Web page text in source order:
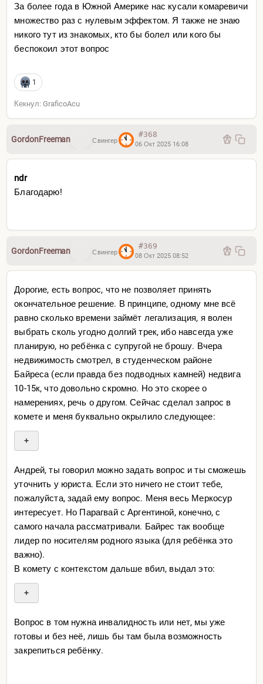
За более года в Южной Америке нас кусали комаревичи
множество раз с нулевым эффектом. Я также не знаю
никого тут из знакомых, кто бы болел или кого бы
беспокоил этот вопрос
1
Кекнул: GraficoAcu
GordonFreeman Свингер
#368
06 Окт 2025 16:08
ndr
Благодарю!
GordonFreeman Свингер
#369
08 Окт 2025 08:52
Дорогие, есть вопрос, что не позволяет принять
окончательное решение. В принципе, одному мне всё
равно сколько времени займёт легализация, я волен
выбрать сколь угодно долгий трек, ибо навсегда уже
планирую, но ребёнка с супругой не брошу. Вчера
недвижимость смотрел, в студенческом районе
Байреса (если правда без подводных камней) недвига
10-15к, что довольно скромно. Но это скорее о
намерениях, речь о другом. Сейчас сделал запрос в
комете и меня буквально окрылило следующее:
+
Несовершеннолетние и лица с выраженными
нарушениями коммуникации (например, если
ребёнок не говорит и не может освоить второй
язык) освобождаются от языковых и
академических экзаменов, если родителями
предоставляются медицинские документы,
подтверждающие особенности развития или
То есть ребёнок с неврологическими
ограничениями — в том числе не говорящий
или не способный усвоить родной/
иностранный язык — не будет лишён права на
Андрей, ты говорил можно задать вопрос и ты сможешь
уточнить у юриста. Если это ничего не стоит тебе,
пожалуйста, задай ему вопрос. Меня весь Меркосур
интересует. Но Парагвай с Аргентиной, конечно, с
самого начала рассматривали. Байрес так вообще
лидер по носителям родного языка (для ребёнка это
важно).
В комету с контекстом дальше вбил, выдал это:
+
В Аргентине, Бразилии, Чили, Уругвае и
Парагвае несовершеннолетние дети, включая
Вопрос в том нужна инвалидность или нет, мы уже
готовы и без неё, лишь бы там была возможность
закрепиться ребёнку.